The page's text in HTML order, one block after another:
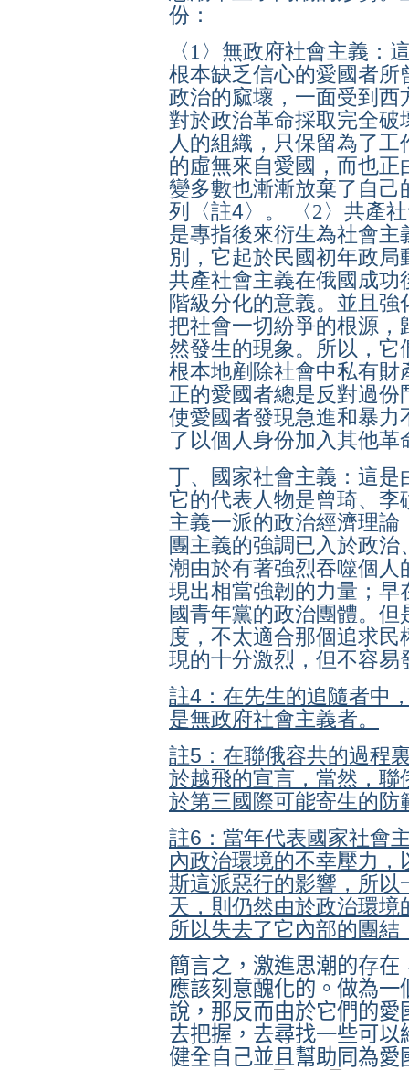
份：
〈1〉無政府社會主義：
根本缺乏信心的愛國者
政治的窳壞，一面受到
對於政治革命採取完全
人的組織，只保留為了
的虛無來自愛國，而也
變多數也漸漸放棄了自
列〈註4〉。
〈2〉共產
是專指後來衍生為社會
別，它起於民國初年政
共產社會主義在俄國成
階級分化的意義。並且
把社會一切紛爭的根源
然發生的現象。所以，
根本地剷除社會中私有
正的愛國者總是反對過
使愛國者發現急進和暴
了以個人身份加入其他革
丁、國家社會主義 ：這
它的代表人物是曾琦、
主義一派的政治經濟理
團主義的強調已入於政
潮由於有著強烈吞噬個
現出相當強韌的力量；
國青年黨的政治團體。
度，不太適合那個追求
現的十分激烈，但不容易
註4：在先生的追隨者中
是無政府社會主義者。
註5：在聯俄容共的過程
於越飛的宣言，當然，
於第三國際可能寄生的防
註6：當年代表國家社會
內政治環境的不幸壓力
斯這派惡行的影響，所
天，則仍然由於政治環
所以失去了它內部的團結
簡言之，激進思潮的存
應該刻意醜化的。做為
說，那反而由於它們的
去把握，去尋找一些可
健全自己並且幫助同為愛